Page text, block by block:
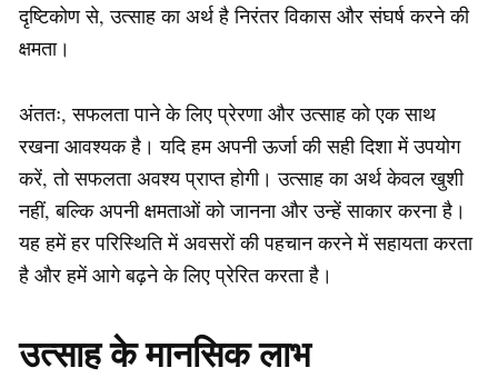
दृष्टिकोण से, उत्साह का अर्थ है निरंतर विकास और संघर्ष करने की
क्षमता।
अंततः, सफलता पाने के लिए प्रेरणा और उत्साह को एक साथ
रखना आवश्यक है। यदि हम अपनी ऊर्जा की सही दिशा में उपयोग
करें, तो सफलता अवश्य प्राप्त होगी। उत्साह का अर्थ केवल खुशी
नहीं, बल्कि अपनी क्षमताओं को जानना और उन्हें साकार करना है।
यह हमें हर परिस्थिति में अवसरों की पहचान करने में सहायता करता
है और हमें आगे बढ़ने के लिए प्रेरित करता है।
उत्साह के मानसिक लाभ